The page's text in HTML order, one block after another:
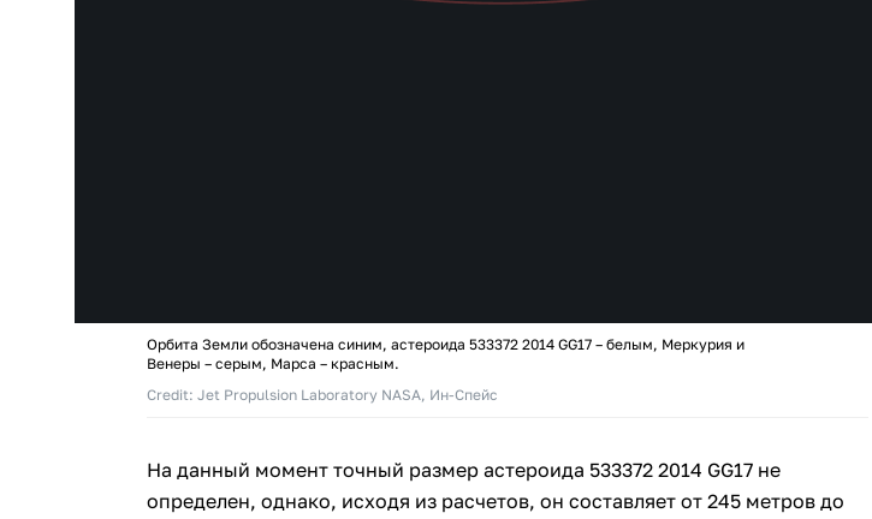
Орбита Земли обозначена синим, астероида 533372 2014 GG17 – белым, Меркурия и
Венеры – серым, Марса – красным.
Credit: Jet Propulsion Laboratory NASA, Ин-Спейс
На данный момент точный размер астероида 533372 2014 GG17 не
определен, однако, исходя из расчетов, он составляет от 245 метров до